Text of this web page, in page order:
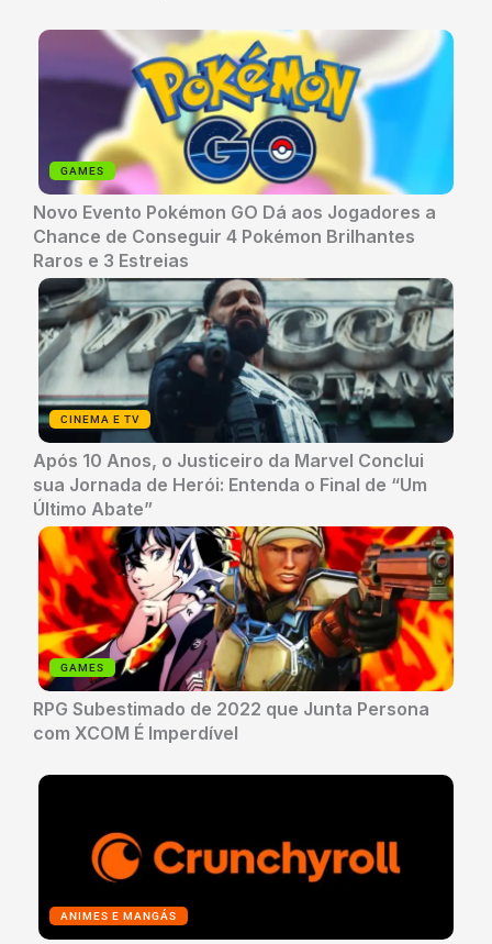
GAMES
Novo Evento Pokémon GO Dá aos Jogadores a
Chance de Conseguir 4 Pokémon Brilhantes
Raros e 3 Estreias
CINEMA E TV
Após 10 Anos, o Justiceiro da Marvel Conclui
sua Jornada de Herói: Entenda o Final de “Um
Último Abate”
GAMES
RPG Subestimado de 2022 que Junta Persona
com XCOM É Imperdível
ANIMES E MANGÁS